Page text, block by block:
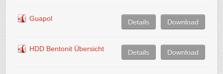
Guapol Download
Details
HDD Bentonit Übersicht Download
Details